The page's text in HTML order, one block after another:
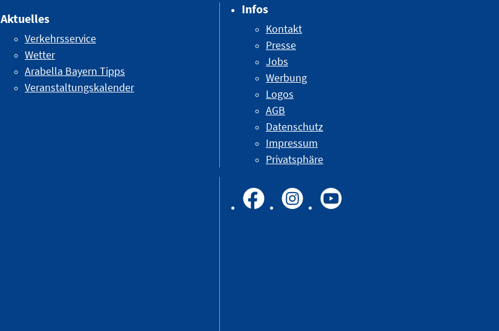
Aktuelles
Verkehrsservice
Wetter
Arabella Bayern Tipps
Veranstaltungskalender
Infos
Kontakt
Presse
Jobs
Werbung
Logos
AGB
Datenschutz
Impressum
Privatsphäre